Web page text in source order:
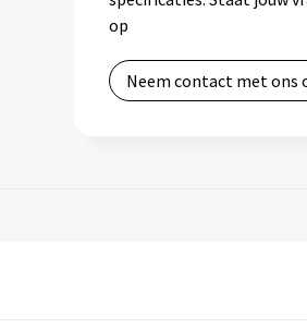
op
Neem contact met ons